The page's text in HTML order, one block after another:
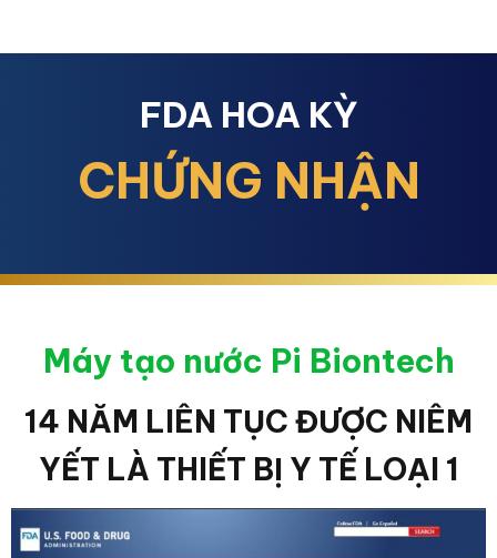
FDA HOA KỲ
CHỨNG NHẬN
Máy tạo nước Pi Biontech
14 NĂM LIÊN TỤC ĐƯỢC NIÊM
YẾT LÀ THIẾT BỊ Y TẾ LOẠI 1